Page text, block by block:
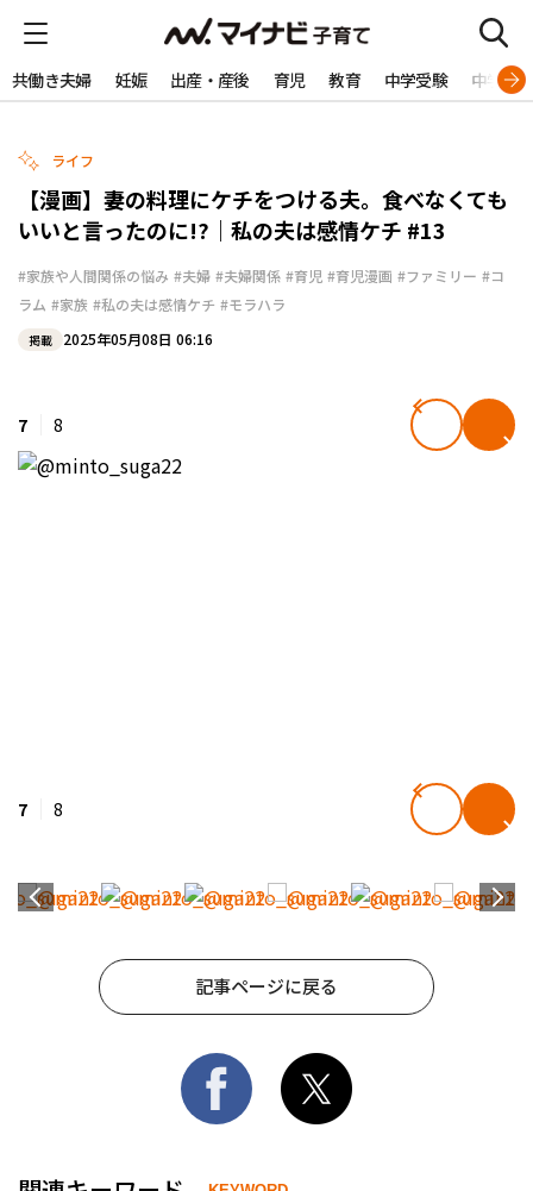
共働き夫婦 妊娠 出産・産後 育児 教育 中学受験 中学生
ライフ
【漫画】妻の料理にケチをつける夫。食べなくても
いいと言ったのに!?｜私の夫は感情ケチ #13
#家族や人間関係の悩み #夫婦 #夫婦関係 #育児 #育児漫画 #ファミリー #コ
ラム #家族 #私の夫は感情ケチ #モラハラ
掲載 2025年05月08日 06:16
7 8
7 8
記事ページに戻る